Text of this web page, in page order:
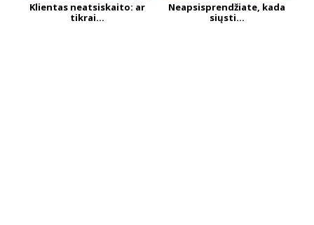
Klientas neatsiskaito: ar
tikrai...
Neapsisprendžiate, kada
siųsti...